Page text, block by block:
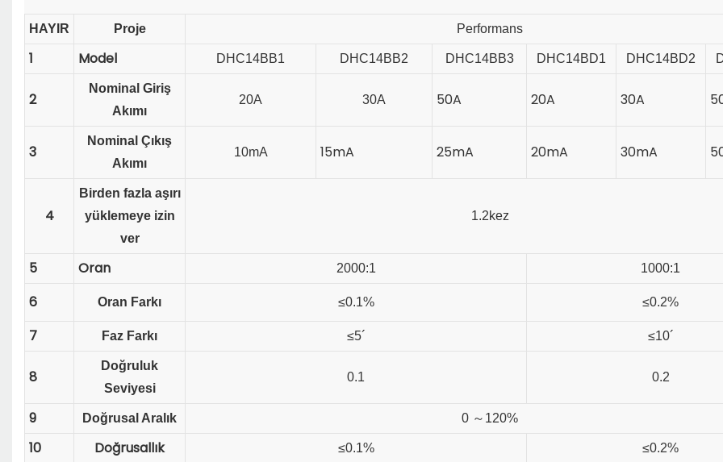
HAYIR Proje Performans
1 Model DHC14BB1 DHC14BB2 DHC14BB3 DHC14BD1 DHC14BD2
2
Nominal Giriş
Akımı
20A 30A 50A 20A 30A
3
Nominal Çıkış
Akımı
10mA 15mA 25mA 20mA 30mA
4
Birden fazla aşırı
yüklemeye izin
ver
1.2kez
5 Oran 2000:1 1000:1
6 Oran Farkı ≤0.1% ≤0.2%
7 Faz Farkı ≤5´ ≤10´
8
Doğruluk
Seviyesi
0.1 0.2
9 Doğrusal Aralık 0 ～ 120%
10 Doğrusallık ≤0.1% ≤0.2%